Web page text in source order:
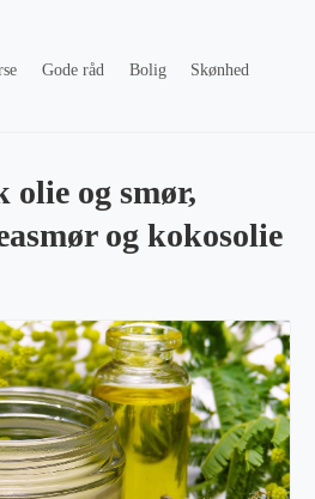
Gode råd Bolig
Skønhed
og smør,
og kokosolie